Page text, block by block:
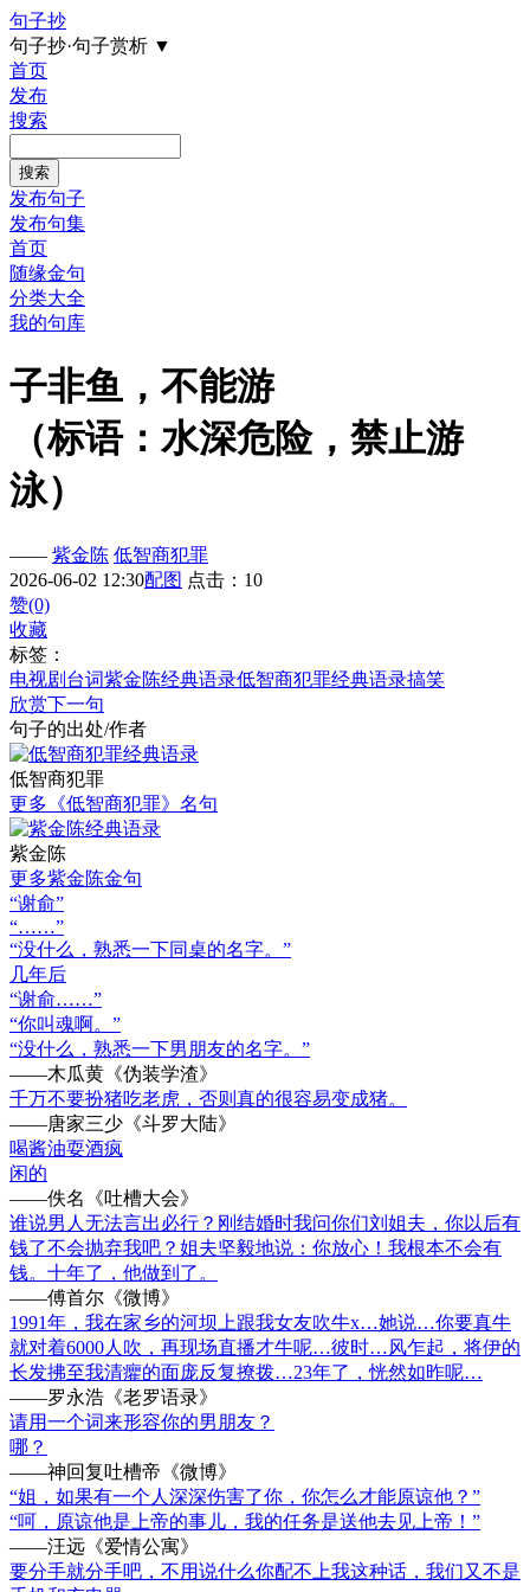
句子抄
句子抄·句子赏析 ▼
首页
发布
搜索
发布句子
发布句集
首页
随缘金句
分类大全
我的句库
子非鱼，不能游
（标语：水深危险，禁止游
泳）
—— 紫金陈 低智商犯罪
2026-06-02 12:30配图 点击：10
赞(0)
收藏
标签：
电视剧台词紫金陈经典语录低智商犯罪经典语录搞笑
欣赏下一句
句子的出处/作者
低智商犯罪
更多《低智商犯罪》名句
紫金陈
更多紫金陈金句
“谢俞”
“……”
“没什么，熟悉一下同桌的名字。”
几年后
“谢俞……”
“你叫魂啊。”
“没什么，熟悉一下男朋友的名字。”
——木瓜黄《伪装学渣》
千万不要扮猪吃老虎，否则真的很容易变成猪。
——唐家三少《斗罗大陆》
喝酱油耍酒疯
闲的
——佚名《吐槽大会》
谁说男人无法言出必行？刚结婚时我问你们刘姐夫，你以后有
钱了不会抛弃我吧？姐夫坚毅地说：你放心！我根本不会有
钱。十年了，他做到了。
——傅首尔《微博》
1991年，我在家乡的河坝上跟我女友吹牛x…她说…你要真牛
就对着6000人吹，再现场直播才牛呢…彼时…风乍起，将伊的
长发拂至我清癯的面庞反复撩拨…23年了，恍然如昨呢…
——罗永浩《老罗语录》
请用一个词来形容你的男朋友？
哪？
——神回复吐槽帝《微博》
“姐，如果有一个人深深伤害了你，你怎么才能原谅他？”
“呵，原谅他是上帝的事儿，我的任务是送他去见上帝！”
——汪远《爱情公寓》
要分手就分手吧，不用说什么你配不上我这种话，我们又不是